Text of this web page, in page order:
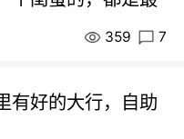
359 7
有好的大行，自助